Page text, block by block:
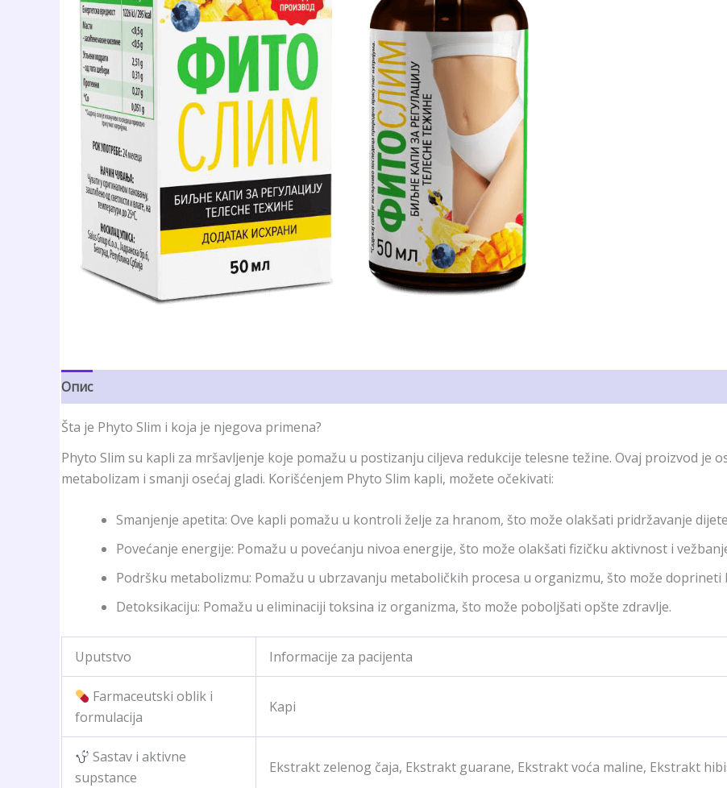
Опис
Šta je Phyto Slim i koja je njegova primena?
Phyto Slim su kapli za mršavljenje koje pomažu u postizanju ciljeva redukcije telesne težine. Ovaj proizvod je
metabolizam i smanji osećaj gladi. Korišćenjem Phyto Slim kapli, možete očekivati:
Smanjenje apetita: Ove kapli pomažu u kontroli želje za hranom, što može olakšati pridržavanje
Povećanje energije: Pomažu u povećanju nivoa energije, što može olakšati fizičku aktivnost i
Podršku metabolizmu: Pomažu u ubrzavanju metaboličkih procesa u organizmu, što može doprineti
Detoksikaciju: Pomažu u eliminaciji toksina iz organizma, što može poboljšati opšte zdravlje.
Uputstvo Informacije za pacijenta
Farmaceutski oblik i
formulacija
Kapi
Sastav i aktivne
supstance
Ekstrakt zelenog čaja, Ekstrakt guarane, Ekstrakt voća maline, Ekstrakt